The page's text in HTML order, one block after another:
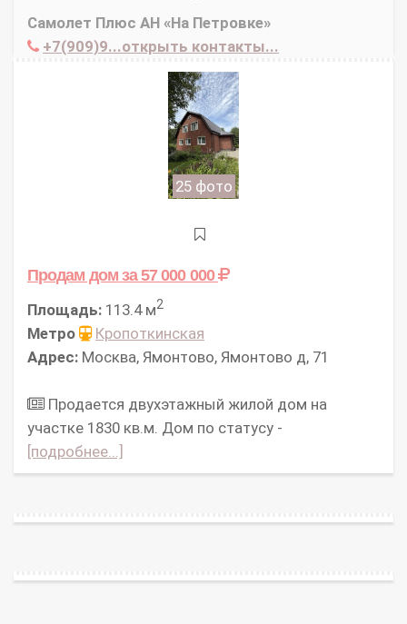
Самолет Плюс АН «На Петровке»
+7(909)9...открыть контакты...
25 фото
Продам домза 57 000 000
Площадь: 113.4 м2
Метро
Кропоткинская
Адрес: Москва, Ямонтово, Ямонтово д, 71
Продается двухэтажный жилой дом на
участке 1830 кв.м. Дом по статусу -
[подробнее...]